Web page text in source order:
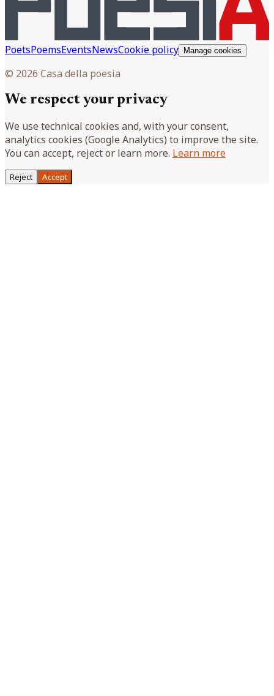
PoetsPoemsEventsNewsCookie policy Manage cookies
© 2026 Casa della poesia
We respect your privacy
We use technical cookies and, with your consent,
analytics cookies (Google Analytics) to improve the site.
You can accept, reject or learn more. Learn more
Reject Accept